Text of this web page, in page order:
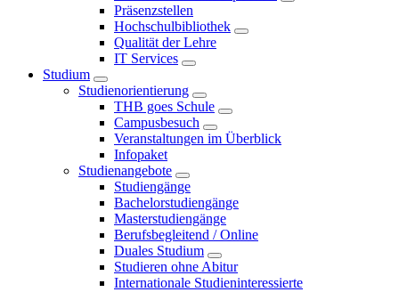
Präsenzstellen
Hochschulbibliothek
Qualität der Lehre
IT Services
Studium
Studienorientierung
THB goes Schule
Campusbesuch
Veranstaltungen im Überblick
Infopaket
Studienangebote
Studiengänge
Bachelorstudiengänge
Masterstudiengänge
Berufsbegleitend / Online
Duales Studium
Studieren ohne Abitur
Internationale Studieninteressierte